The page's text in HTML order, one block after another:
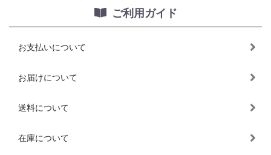
ご利用ガイド
お支払いについて
お届けについて
送料について
在庫について